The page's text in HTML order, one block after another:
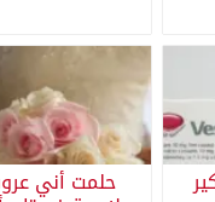
حلمت أني